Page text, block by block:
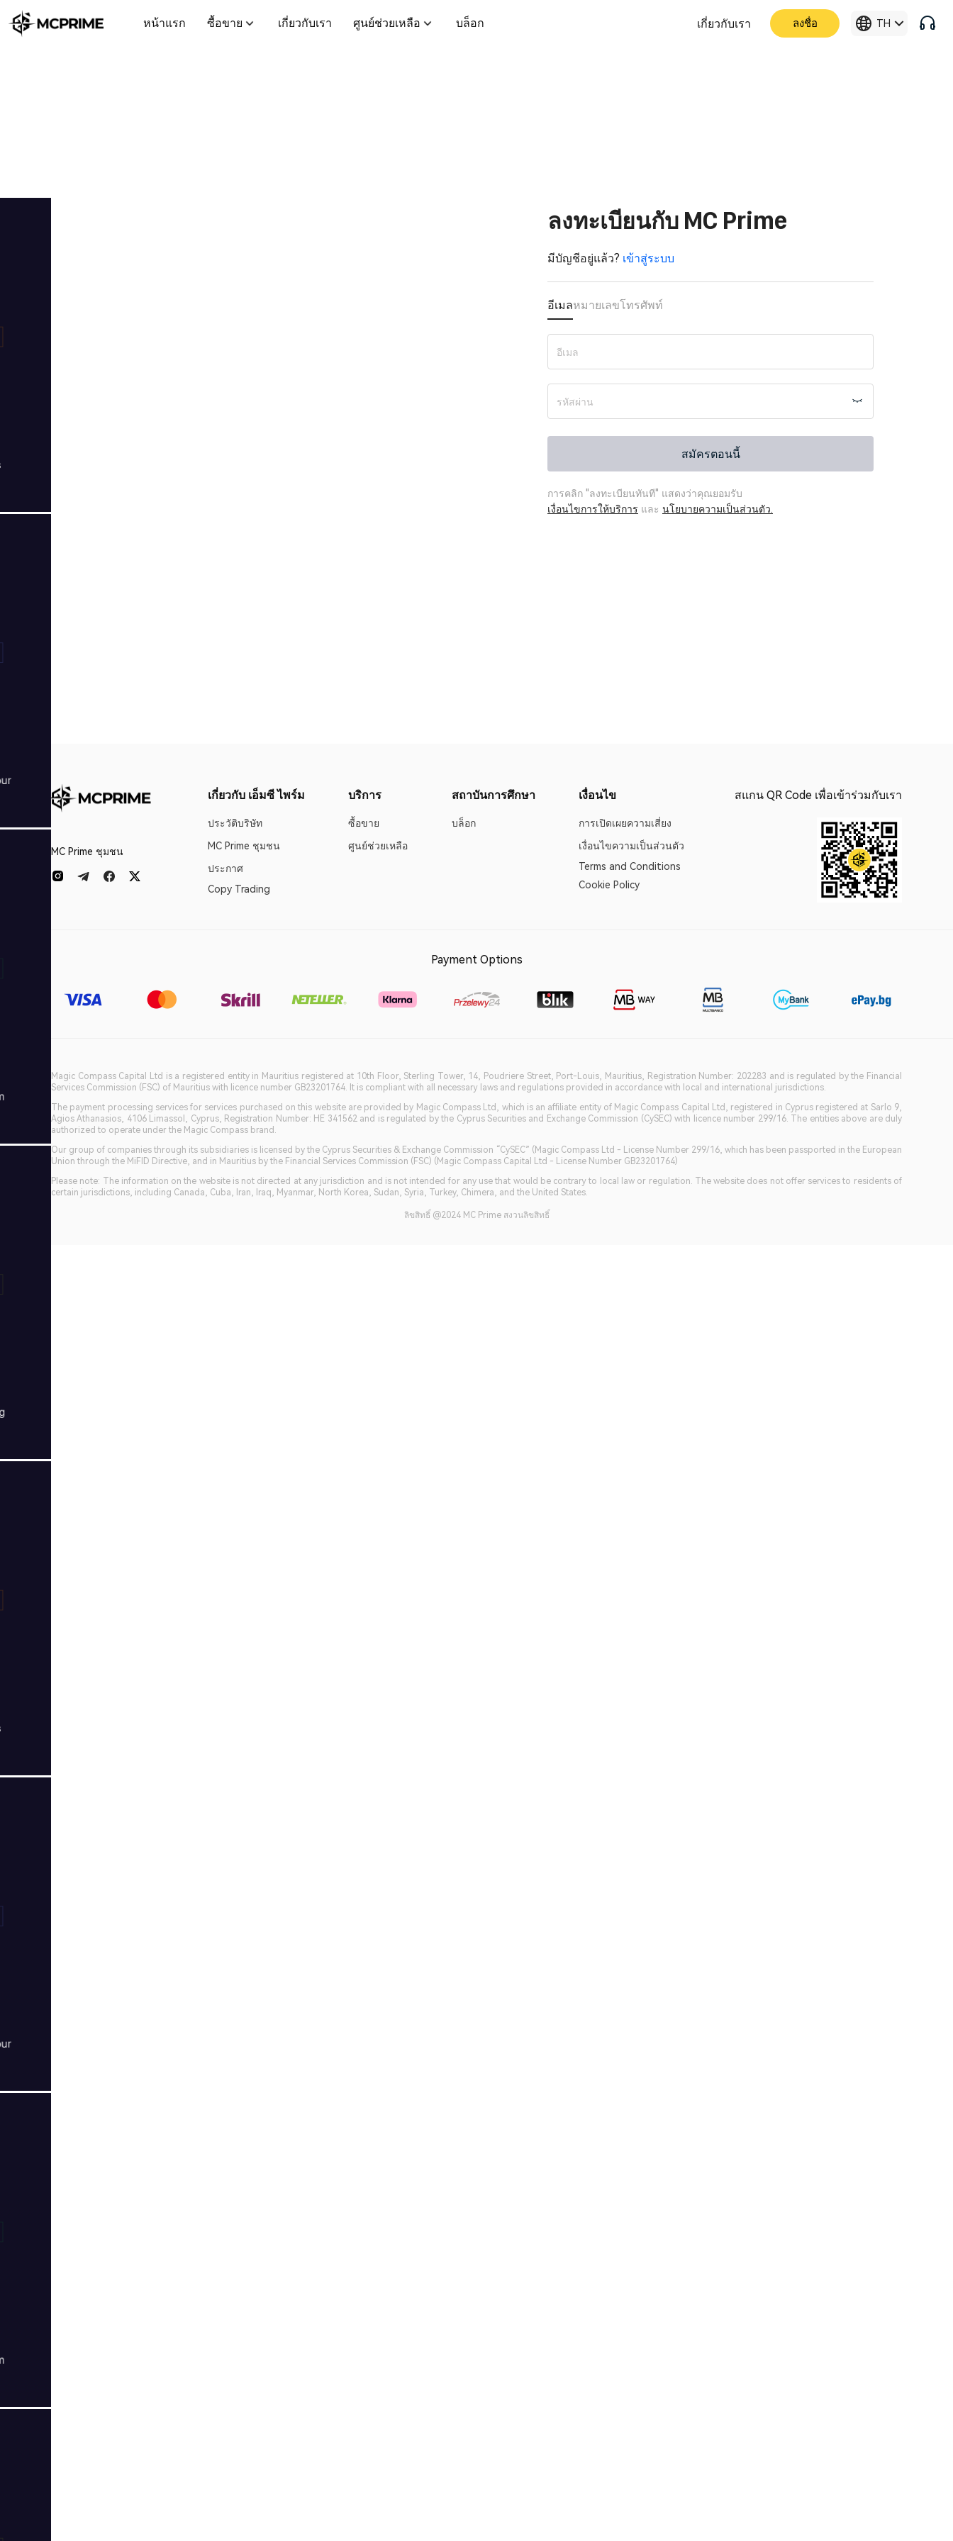
หน้าแรก ซื้อขาย เกี่ยวกับเรา ศูนย์ช่วยเหลือ บล็อก เกี่ยวกับเรา ลงชื่อ TH
ลงทะเบียนกับ MC Prime
มีบัญชีอยู่แล้ว? เข้าสู่ระบบ
อีเมลหมายเลขโทรศัพท์
สมัครตอนนี้
การคลิก "ลงทะเบียนทันที" แสดงว่าคุณยอมรับ
เงื่อนไขการให้บริการ และ นโยบายความเป็นส่วนตัว.
MC Prime ชุมชน
เกี่ยวกับ เอ็มซี ไพร์ม
ประวัติบริษัท
MC Prime ชุมชน
ประกาศ
Copy Trading
บริการ
ซื้อขาย
ศูนย์ช่วยเหลือ
สถาบันการศึกษา
บล็อก
เงื่อนไข
การเปิดเผยความเสี่ยง
เงื่อนไขความเป็นส่วนตัว
Terms and Conditions
Cookie Policy
สแกน QR Code เพื่อเข้าร่วมกับเรา
Payment Options
Magic Compass Capital Ltd is a registered entity in Mauritius registered at 10th Floor, Sterling Tower, 14, Poudriere Street, Port-Louis, Mauritius, Registration Number: 202283 and is regulated by the Financial
Services Commission (FSC) of Mauritius with licence number GB23201764. It is compliant with all necessary laws and regulations provided in accordance with local and international jurisdictions.
The payment processing services for services purchased on this website are provided by Magic Compass Ltd, which is an affiliate entity of Magic Compass Capital Ltd, registered in Cyprus registered at Sarlo 9,
Agios Athanasios, 4106 Limassol, Cyprus, Registration Number: HE 341562 and is regulated by the Cyprus Securities and Exchange Commission (CySEC) with licence number 299/16. The entities above are duly
authorized to operate under the Magic Compass brand.
Our group of companies through its subsidiaries is licensed by the Cyprus Securities & Exchange Commission “CySEC” (Magic Compass Ltd - License Number 299/16, which has been passported in the European
Union through the MiFID Directive, and in Mauritius by the Financial Services Commission (FSC) (Magic Compass Capital Ltd - License Number GB23201764)
Please note: The information on the website is not directed at any jurisdiction and is not intended for any use that would be contrary to local law or regulation. The website does not offer services to residents of
certain jurisdictions, including Canada, Cuba, Iran, Iraq, Myanmar, North Korea, Sudan, Syria, Turkey, Chimera, and the United States.
ลิขสิทธิ์ @2024 MC Prime สงวนลิขสิทธิ์